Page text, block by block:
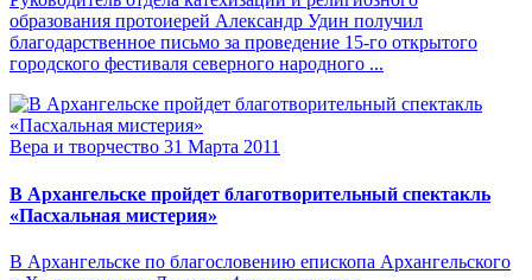
образования протоиерей Александр Удин получил
благодарственное письмо за проведение 15-го открытого
городского фестиваля северного народного ...
Вера и творчество 31 Марта 2011
В Архангельске пройдет благотворительный спектакль
«Пасхальная мистерия»
В Архангельске по благословению епископа Архангельского